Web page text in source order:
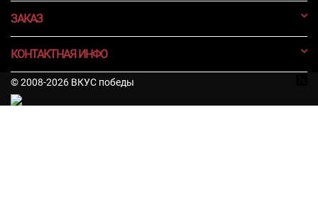
ЗАКАЗ
КОНТАКТНАЯ ИНФО
© 2008-2026 ВКУС победы